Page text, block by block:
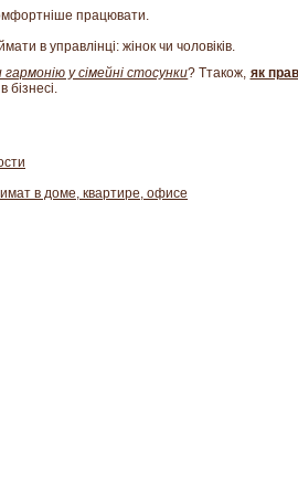
працювати.
в управлінці: жінок чи чоловіків.
у сімейні стосунки? Ттакож, як
бізнесі.
в доме, квартире, офисе